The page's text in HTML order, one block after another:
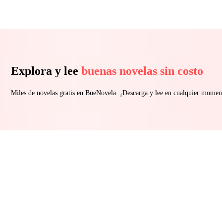
Explora y lee buenas novelas sin costo
Miles de novelas gratis en BueNovela. ¡Descarga y lee en cualquier